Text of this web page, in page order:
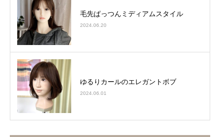
毛先ぱっつんミディアムスタイル
2024.06.20
ゆるりカールのエレガントボブ
2024.06.01